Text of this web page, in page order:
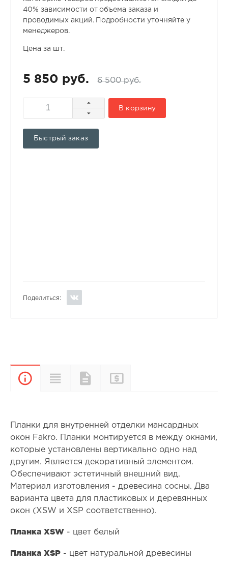
40% зависимости от объема заказа и
проводимых акций. Подробности уточняйте у
менеджеров.
Цена за шт.
5 850 руб. 6 500 руб.
В корзину
Быстрый заказ
Поделиться:
ОписаниеХарактеристики
Документы
Планки для внутренней отделки мансардных
окон Fakro. Планки монтируется в между окнами,
которые установлены вертикально одно над
другим. Является декоративный элементом.
Обеспечивают эстетичный внешний вид.
Материал изготовления - древесина сосны. Два
варианта цвета для пластиковых и деревянных
окон (XSW и XSP соответственно).
Планка XSW- цвет белый
Планка XSP- цвет натуральной древесины